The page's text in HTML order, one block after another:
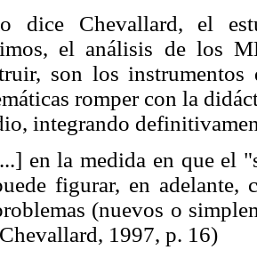
dice Chevallard, el
el análisis de los
son los
romper con la
integrando
en la medida en que el
figurar, en adelante,
(nuevos o
1997, p. 16)